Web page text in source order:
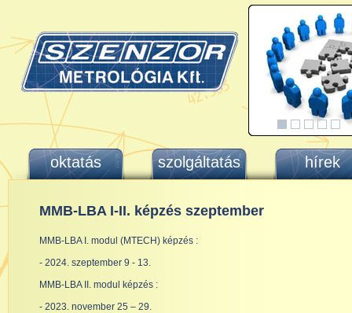
oktatás szolgáltatás hírek
MMB-LBA I-II. képzés szeptember
MMB-LBA I. modul (MTECH) képzés :
- 2024. szeptember 9 - 13.
MMB-LBA II. modul képzés :
- 2023. november 25 – 29.